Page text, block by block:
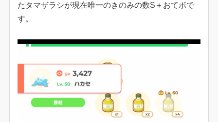
たタマザラシが現在唯一のきのみの数S＋おてボで
す。